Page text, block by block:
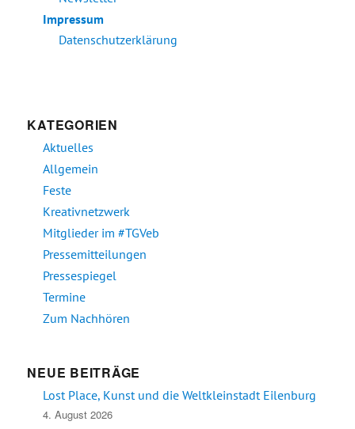
Impressum
Datenschutzerklärung
KATEGORIEN
Aktuelles
Allgemein
Feste
Kreativnetzwerk
Mitglieder im #TGVeb
Pressemitteilungen
Pressespiegel
Termine
Zum Nachhören
NEUE BEITRÄGE
Lost Place, Kunst und die Weltkleinstadt Eilenburg
4. August 2026